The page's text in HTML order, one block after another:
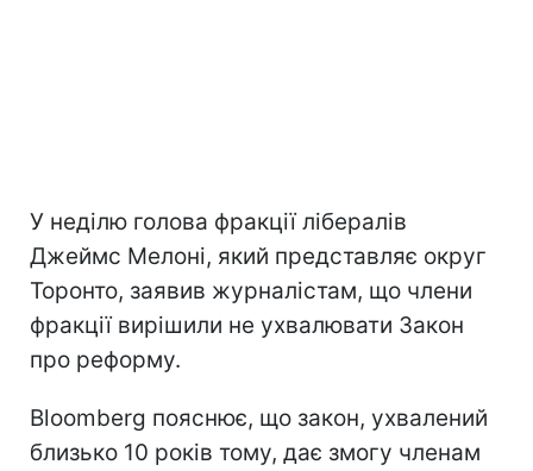
У неділю голова фракції лібералів
Джеймс Мелоні, який представляє округ
Торонто, заявив журналістам, що члени
фракції вирішили не ухвалювати Закон
про реформу.
Bloomberg пояснює, що закон, ухвалений
близько 10 років тому, дає змогу членам